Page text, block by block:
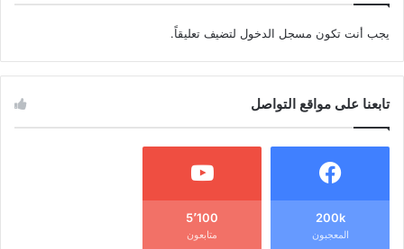
يجب أنت تكون مسجل الدخول لتضيف تعليقاً.
تابعنا على مواقع التواصل
200k
المعجبون
5٬100
متابعون